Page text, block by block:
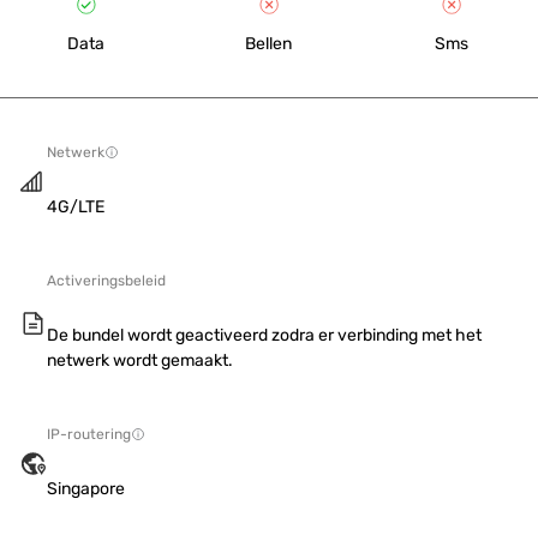
Data Bellen Sms
Netwerk
4G/LTE
Activeringsbeleid
De bundel wordt geactiveerd zodra er verbinding met het
netwerk wordt gemaakt.
IP-routering
Singapore